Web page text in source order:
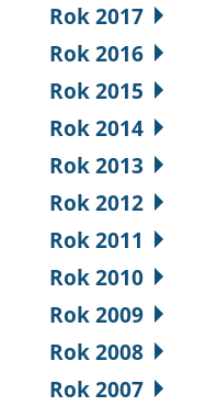
Rok 2017
Rok 2016
Rok 2015
Rok 2014
Rok 2013
Rok 2012
Rok 2011
Rok 2010
Rok 2009
Rok 2008
Rok 2007